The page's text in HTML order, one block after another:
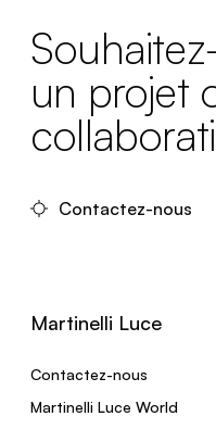
un projet
Contactez-nous
Martinelli Luce
Contactez-nous
Martinelli Luce World